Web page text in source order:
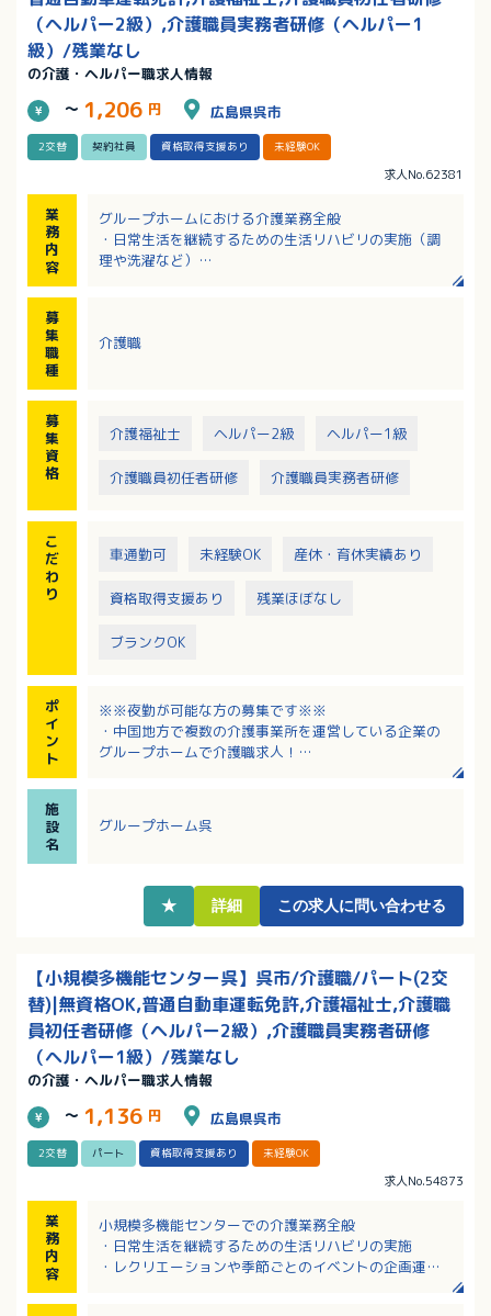
（ヘルパー2級）,介護職員実務者研修（ヘルパー1
級）/残業なし
の介護・ヘルパー職求人情報
～ 1,206 円 広島県呉市
2交替 契約社員 資格取得支援あり 未経験OK
求人No.62381
業
務
内
容
グループホームにおける介護業務全般
・日常生活を継続するための生活リハビリの実施（調
理や洗濯など）
・定期的な社内勉強会
募
集
職
種
介護職
募
集
資
格
介護福祉士 ヘルパー2級 ヘルパー1級
介護職員初任者研修 介護職員実務者研修
こ
だ
わ
り
車通勤可 未経験OK 産休・育休実績あり
資格取得支援あり 残業ほぼなし
ブランクOK
ポ
イ
ン
ト
※※夜勤が可能な方の募集です※※
・中国地方で複数の介護事業所を運営している企業の
グループホームで介護職求人！
・未経験の方、グループホームが初めての方も先輩ス
タッフが丁寧に教えてくれるので安心！
施
設
名
グループホーム呉
★ 詳細 この求人に問い合わせる
【小規模多機能センター呉】呉市/介護職/パート(2交
替)|無資格OK,普通自動車運転免許,介護福祉士,介護職
員初任者研修（ヘルパー2級）,介護職員実務者研修
（ヘルパー1級）/残業なし
の介護・ヘルパー職求人情報
～ 1,136 円 広島県呉市
2交替 パート 資格取得支援あり 未経験OK
求人No.54873
業
務
内
容
小規模多機能センターでの介護業務全般
・日常生活を継続するための生活リハビリの実施
・レクリエーションや季節ごとのイベントの企画運営